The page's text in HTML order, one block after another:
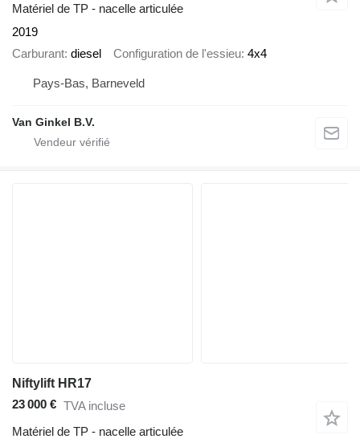
Matériel de TP - nacelle articulée
2019
Carburant diesel Configuration de l'essieu 4x4
Pays-Bas, Barneveld
Van Ginkel B.V.
Niftylift HR17
23 000 € TVA incluse
Matériel de TP - nacelle articulée